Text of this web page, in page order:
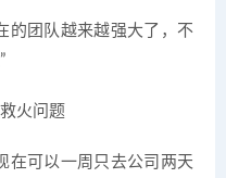
的团队越来越强大了，不
火问题
在可以一周只去公司两天